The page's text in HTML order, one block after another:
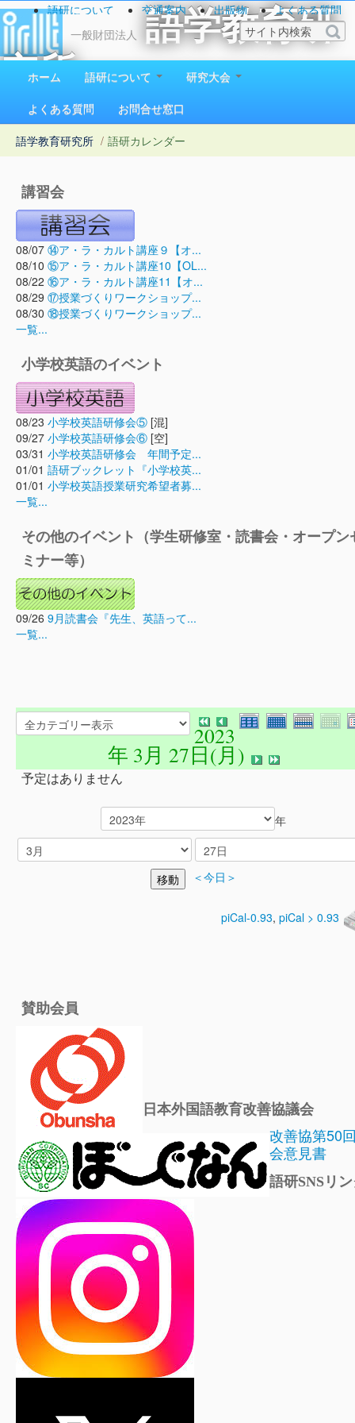
一般財団法人
語学教育研
究所
1923（大正12）年創立
語研について 交通案内 出版物
よくある質問
お問い合わせ
ホーム 語研について
研究大会
よくある質問
お問合せ窓口
語学教育研究所 / 語研カレンダー
講習会
08/07 ⑭ア・ラ・カルト講座９【オ...
08/10 ⑮ア・ラ・カルト講座10【OL...
08/22 ⑯ア・ラ・カルト講座11【オ...
08/29 ⑰授業づくりワークショップ...
08/30 ⑱授業づくりワークショップ...
一覧...
小学校英語のイベント
08/23 小学校英語研修会⑤ [混]
09/27 小学校英語研修会⑥ [空]
03/31 小学校英語研修会 年間予定...
01/01 語研ブックレット『小学校英...
01/01 小学校英語授業研究希望者募...
一覧...
その他のイベント（学生研修室・読書会・オープン
ミナー等）
09/26 9月読書会『先生、英語って...
一覧...
2023
年 3月 27日(月)
予定はありません
年
＜今日＞
piCal-0.93, piCal > 0.93
賛助会員
日本外国語教育改善協議会
改善協第50
会意見書
語研SNSリ